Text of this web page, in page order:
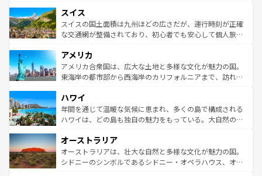
れる地方に足を運ぶとそれぞれで全く異なる文化を体験で
きるだろう。 なお、新着のフランス情報はコンテンツ一覧
を参照してほしい。
は、お酒好きな人にはぜひ体験してほしい。 なお、新着の
ドイツ情報はコンテンツ一覧を参照してほしい。
リアごとに異なる魅力がある。また、優雅なアフタヌーン
ティー、ビール好きにはたまらない英国パブ、サッカー観
戦など、本場だからこそできる体験も豊富。イギリスを旅
ンツ一覧を参照してほしい。
スイス
スイスの国土面積は九州ほどの広さだが、運行時刻が正確
な交通網が整備されており、初心者でも安心して個人旅行
の建物がそのまま残る町や、スイスならではのユニークな
博物館もあり、アルプス観光だけでなく町歩きも満喫する
ことができる。国民の所得が高いため物価も高いが、旅行
ば市内交通費無料で観光を楽しむこともできる。 なお、新
着のスイス情報はコンテンツ一覧 を参照してほしい。
アメリカ
アメリカ合衆国は、広大な土地と多様な文化が魅力の国。
東海岸の都市部から西海岸のカリフォルニアまで、訪れる
のような巨大都市は、観光、ショッピング、エンターテイ
ンメントが詰まった刺激的なスポットだ。一方、アメリカ
西部には大自然が広がり、グランドキャニオンやイエロー
部のニューオーリンズでは、音楽と美食が融合した独特の
文化が魅力。旅行者はアメリカの各地域で異なる魅力を楽
しみながら、その多様性と豊かな歴史を感じることができ
ハワイ
年間を通じて温暖な気候に恵まれ、多くの島で構成される
ハワイは、どの島も独自の魅力をもっている。大自然の神
ワイ島は見逃せない。また、定番の観光地といえばオアフ
島だが、静かな自然を求めるならマウイ島やカウアイ島が
おすすめ。エメラルドグリーンに輝く海をはじめ、豊かな
オーストラリア
オーストラリアは、壮大な自然と多様な文化が魅力の国。
シドニーのシンボルであるシドニー・オペラハウス、オー